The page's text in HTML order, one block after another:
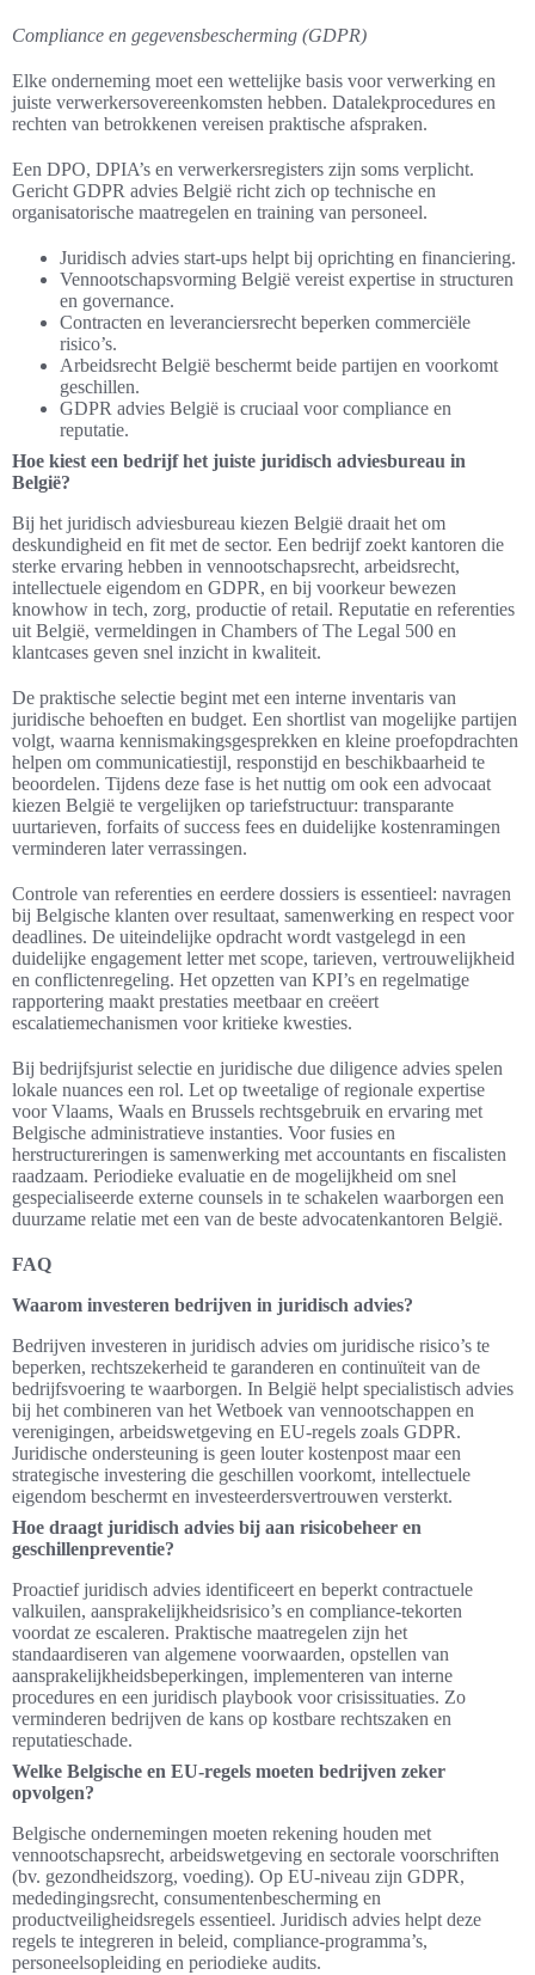
Compliance en gegevensbescherming (GDPR)
Elke onderneming moet een wettelijke basis voor verwerking en
juiste verwerkersovereenkomsten hebben. Datalekprocedures en
rechten van betrokkenen vereisen praktische afspraken.
Een DPO, DPIA’s en verwerkersregisters zijn soms verplicht.
Gericht GDPR advies België richt zich op technische en
organisatorische maatregelen en training van personeel.
Juridisch advies start-ups helpt bij oprichting en financiering.
Vennootschapsvorming België vereist expertise in structuren
en governance.
Contracten en leveranciersrecht beperken commerciële
risico’s.
Arbeidsrecht België beschermt beide partijen en voorkomt
geschillen.
GDPR advies België is cruciaal voor compliance en
reputatie.
Hoe kiest een bedrijf het juiste juridisch adviesbureau in
België?
Bij het juridisch adviesbureau kiezen België draait het om
deskundigheid en fit met de sector. Een bedrijf zoekt kantoren die
sterke ervaring hebben in vennootschapsrecht, arbeidsrecht,
intellectuele eigendom en GDPR, en bij voorkeur bewezen
knowhow in tech, zorg, productie of retail. Reputatie en referenties
uit België, vermeldingen in Chambers of The Legal 500 en
klantcases geven snel inzicht in kwaliteit.
De praktische selectie begint met een interne inventaris van
juridische behoeften en budget. Een shortlist van mogelijke partijen
volgt, waarna kennismakingsgesprekken en kleine proefopdrachten
helpen om communicatiestijl, responstijd en beschikbaarheid te
beoordelen. Tijdens deze fase is het nuttig om ook een advocaat
kiezen België te vergelijken op tariefstructuur: transparante
uurtarieven, forfaits of success fees en duidelijke kostenramingen
verminderen later verrassingen.
Controle van referenties en eerdere dossiers is essentieel: navragen
bij Belgische klanten over resultaat, samenwerking en respect voor
deadlines. De uiteindelijke opdracht wordt vastgelegd in een
duidelijke engagement letter met scope, tarieven, vertrouwelijkheid
en conflictenregeling. Het opzetten van KPI’s en regelmatige
rapportering maakt prestaties meetbaar en creëert
escalatiemechanismen voor kritieke kwesties.
Bij bedrijfsjurist selectie en juridische due diligence advies spelen
lokale nuances een rol. Let op tweetalige of regionale expertise
voor Vlaams, Waals en Brussels rechtsgebruik en ervaring met
Belgische administratieve instanties. Voor fusies en
herstructureringen is samenwerking met accountants en fiscalisten
raadzaam. Periodieke evaluatie en de mogelijkheid om snel
gespecialiseerde externe counsels in te schakelen waarborgen een
duurzame relatie met een van de beste advocatenkantoren België.
FAQ
Waarom investeren bedrijven in juridisch advies?
Bedrijven investeren in juridisch advies om juridische risico’s te
beperken, rechtszekerheid te garanderen en continuïteit van de
bedrijfsvoering te waarborgen. In België helpt specialistisch advies
bij het combineren van het Wetboek van vennootschappen en
verenigingen, arbeidswetgeving en EU-regels zoals GDPR.
Juridische ondersteuning is geen louter kostenpost maar een
strategische investering die geschillen voorkomt, intellectuele
eigendom beschermt en investeerdersvertrouwen versterkt.
Hoe draagt juridisch advies bij aan risicobeheer en
geschillenpreventie?
Proactief juridisch advies identificeert en beperkt contractuele
valkuilen, aansprakelijkheidsrisico’s en compliance-tekorten
voordat ze escaleren. Praktische maatregelen zijn het
standaardiseren van algemene voorwaarden, opstellen van
aansprakelijkheidsbeperkingen, implementeren van interne
procedures en een juridisch playbook voor crisissituaties. Zo
verminderen bedrijven de kans op kostbare rechtszaken en
reputatieschade.
Welke Belgische en EU-regels moeten bedrijven zeker
opvolgen?
Belgische ondernemingen moeten rekening houden met
vennootschapsrecht, arbeidswetgeving en sectorale voorschriften
(bv. gezondheidszorg, voeding). Op EU-niveau zijn GDPR,
mededingingsrecht, consumentenbescherming en
productveiligheidsregels essentieel. Juridisch advies helpt deze
regels te integreren in beleid, compliance-programma’s,
personeelsopleiding en periodieke audits.